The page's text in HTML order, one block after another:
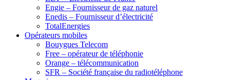
Engie – Fournisseur de gaz naturel
Enedis – Fournisseur d’électricité
TotalEnergies
Opérateurs mobiles
Bouygues Telecom
Free – opérateur de téléphonie
Orange – télécommunication
SFR – Société française du radiotéléphone